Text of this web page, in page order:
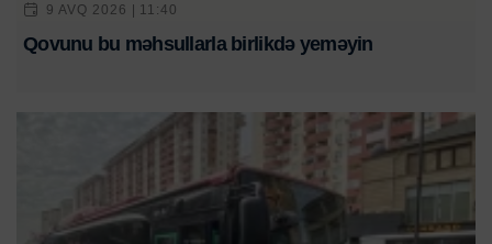
9 AVQ 2026 | 11:40
Qovunu bu məhsullarla birlikdə yeməyin